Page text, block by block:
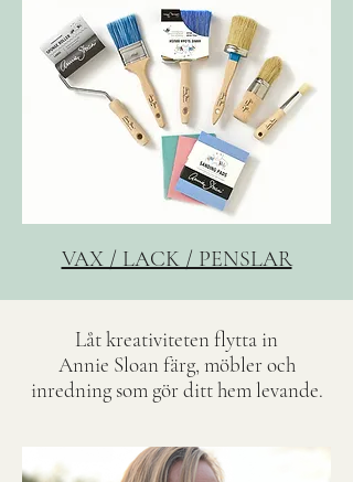
VAX / LACK / PENSLAR
Låt kreativiteten flytta in
Annie Sloan färg, möbler och
inredning som gör ditt hem levande.